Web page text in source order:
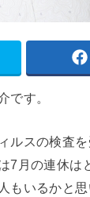
です。
ルスの検査
7月の連休は
もいるかと思